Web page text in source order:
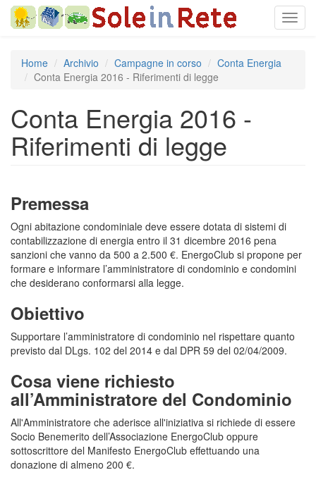
Salta
Home Archivio Campagne in corso
Conta Energia
Conta Energia 2016 - Riferimenti di legge
Conta Energia 2016 -
Riferimenti di legge
Premessa
Ogni abitazione condominiale deve essere dotata di sistemi di
contabilizzazione di energia entro il 31 dicembre 2016 pena
sanzioni che vanno da 500 a 2.500 €. EnergoClub si propone per
formare e informare l’amministratore di condominio e condomini
che desiderano conformarsi alla legge.
Obiettivo
Supportare l’amministratore di condominio nel rispettare quanto
previsto dal DLgs. 102 del 2014 e dal DPR 59 del 02/04/2009.
Cosa viene richiesto
all’Amministratore del Condominio
All'Amministratore che aderisce all'iniziativa si richiede di essere
Socio Benemerito dell’Associazione EnergoClub oppure
sottoscrittore del Manifesto EnergoClub effettuando una
donazione di almeno 200 €.